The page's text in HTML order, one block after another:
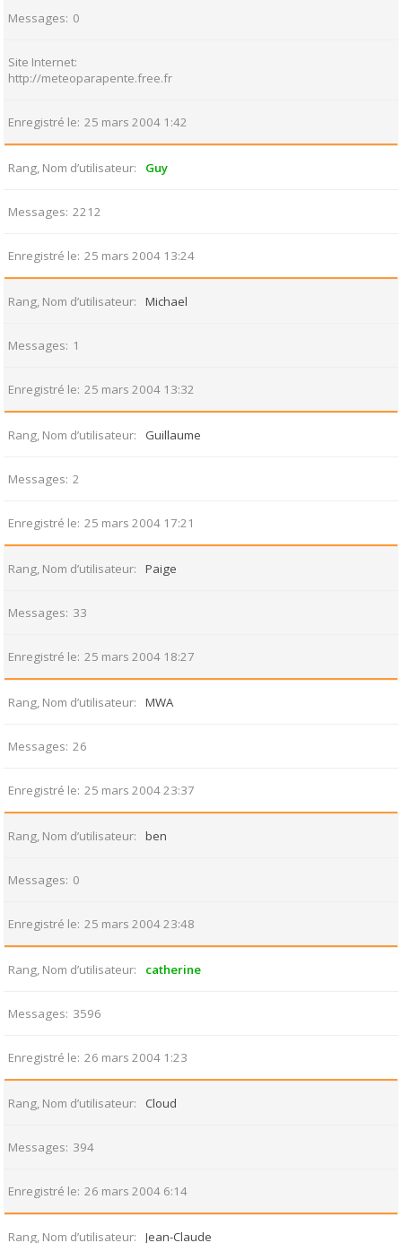
Messages 0
Site Internet
http://meteoparapente.free.fr
Enregistré le 25 mars 2004 1:42
Rang, Nom d’utilisateur Guy
Messages 2212
Enregistré le 25 mars 2004 13:24
Rang, Nom d’utilisateur Michael
Messages 1
Enregistré le 25 mars 2004 13:32
Rang, Nom d’utilisateur Guillaume
Messages 2
Enregistré le 25 mars 2004 17:21
Rang, Nom d’utilisateur Paige
Messages 33
Enregistré le 25 mars 2004 18:27
Rang, Nom d’utilisateur MWA
Messages 26
Enregistré le 25 mars 2004 23:37
Rang, Nom d’utilisateur ben
Messages 0
Enregistré le 25 mars 2004 23:48
Rang, Nom d’utilisateur catherine
Messages 3596
Enregistré le 26 mars 2004 1:23
Rang, Nom d’utilisateur Cloud
Messages 394
Enregistré le 26 mars 2004 6:14
Rang, Nom d’utilisateur Jean-Claude